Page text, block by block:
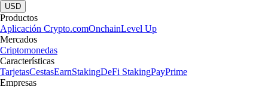
USD
Productos
Aplicación Crypto.comOnchainLevel Up
Mercados
Criptomonedas
Características
TarjetasCestasEarnStakingDeFi StakingPayPrime
Empresas